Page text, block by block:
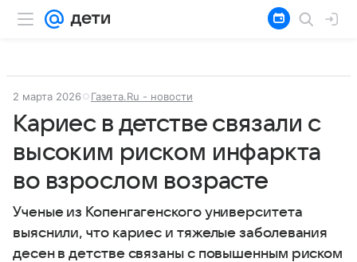
2 марта 2026 Газета.Ru - новости
Кариес в детстве связали с
высоким риском инфаркта
во взрослом возрасте
Ученые из Копенгагенского университета
выяснили, что кариес и тяжелые заболевания
десен в детстве связаны с повышенным риском